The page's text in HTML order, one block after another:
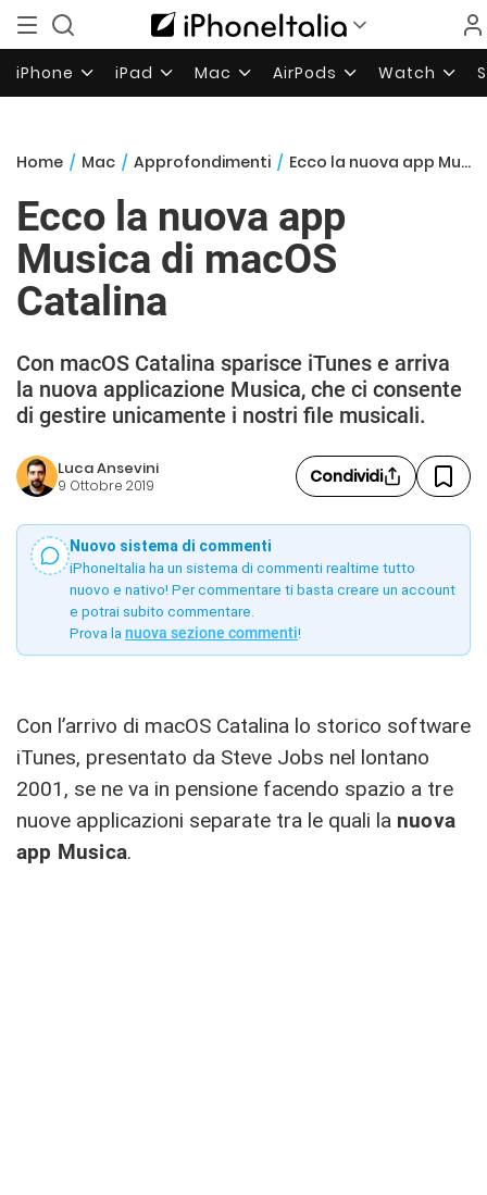
iPhone iPad Mac AirPods Watch
Home / Mac / Approfondimenti / Ecco la nuova app Musica di macOS Catalina
Ecco la nuova app
Musica di macOS
Catalina
Con macOS Catalina sparisce iTunes e arriva
la nuova applicazione Musica, che ci consente
di gestire unicamente i nostri file musicali.
Luca Ansevini
9 Ottobre 2019 Condividi
Nuovo sistema di commenti
iPhoneItalia ha un sistema di commenti realtime tutto
nuovo e nativo! Per commentare ti basta creare un account
e potrai subito commentare.
Prova la nuova sezione commenti!
Con l’arrivo di macOS Catalina lo storico software
iTunes, presentato da Steve Jobs nel lontano
2001, se ne va in pensione facendo spazio a tre
nuove applicazioni separate tra le quali la nuova
app Musica.